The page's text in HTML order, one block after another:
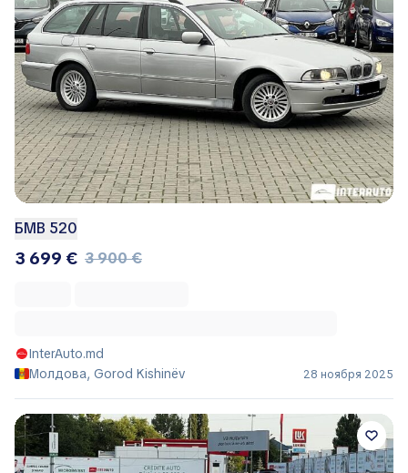
БМВ 520
3 699 € 3 900 €
InterAuto.md
Молдова, Gorod Kishinëv
28 ноября 2025